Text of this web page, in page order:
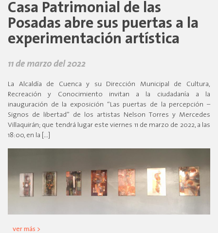
Casa Patrimonial de las
Posadas abre sus puertas a la
experimentación artística
11 de marzo del 2022
La Alcaldía de Cuenca y su Dirección Municipal de Cultura,
Recreación y Conocimiento invitan a la ciudadanía a la
inauguración de la exposición “Las puertas de la percepción –
Signos de libertad” de los artistas Nelson Torres y Mercedes
Villaquirán; que tendrá lugar este viernes 11 de marzo de 2022, a las
18:00, en la […]
ver más >